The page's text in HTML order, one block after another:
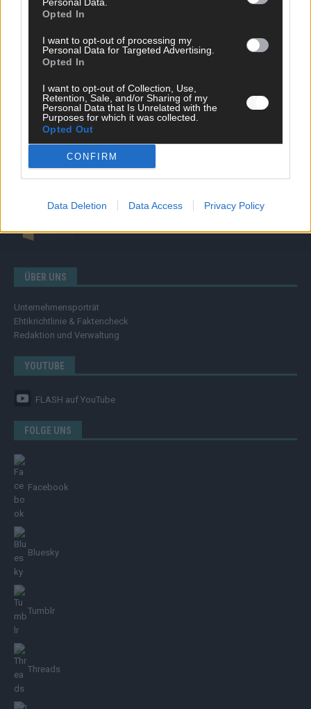
Opted In
I want to opt-out of processing my
Personal Data for Targeted Advertising.
Opted In
I want to opt-out of Collection, Use,
Retention, Sale, and/or Sharing of my
Personal Data that Is Unrelated with the
Purposes for which it was collected.
Opted Out
CONFIRM
Data Deletion Data Access Privacy Policy
Nachrichten
Wirtschaft
Ratgeber
Kommentar
Streams & Storys
Eurovision
FLASH – DAS VIDEOPORTAL
ÜBER UNS
Unternehmensporträt
Ehtikrichtlinie & Faktencheck
Redaktion und Verwaltung
YOUTUBE
FLASH auf YouTube
FOLGE UNS
Facebook
Bluesky
Tumblr
Threads